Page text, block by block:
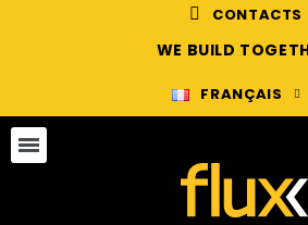
CONTACTS
WE BUILD
FRANÇAIS